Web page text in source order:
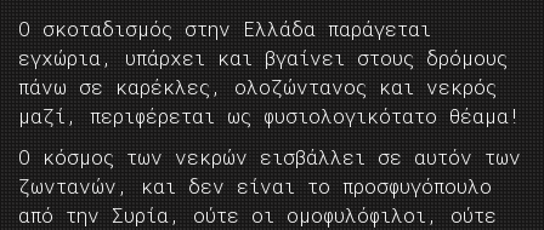
Ο σκοταδισμός στην Ελλάδα παράγεται
εγχώρια, υπάρχει και βγαίνει στους δρόμους
πάνω σε καρέκλες, ολοζώντανος και νεκρός
μαζί, περιφέρεται ως φυσιολογικότατο θέαμα!
Ο κόσμος των νεκρών εισβάλλει σε αυτόν των
ζωντανών, και δεν είναι το προσφυγόπουλο
από την Συρία, ούτε οι ομοφυλόφιλοι, ούτε